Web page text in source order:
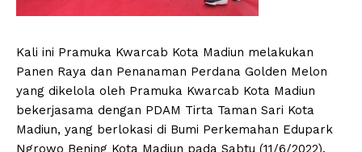
Kali ini Pramuka Kwarcab Kota Madiun melakukan
Panen Raya dan Penanaman Perdana Golden Melon
yang dikelola oleh Pramuka Kwarcab Kota Madiun
bekerjasama dengan PDAM Tirta Taman Sari Kota
Madiun, yang berlokasi di Bumi Perkemahan Edupark
Ngrowo Bening Kota Madiun pada Sabtu (11/6/2022).